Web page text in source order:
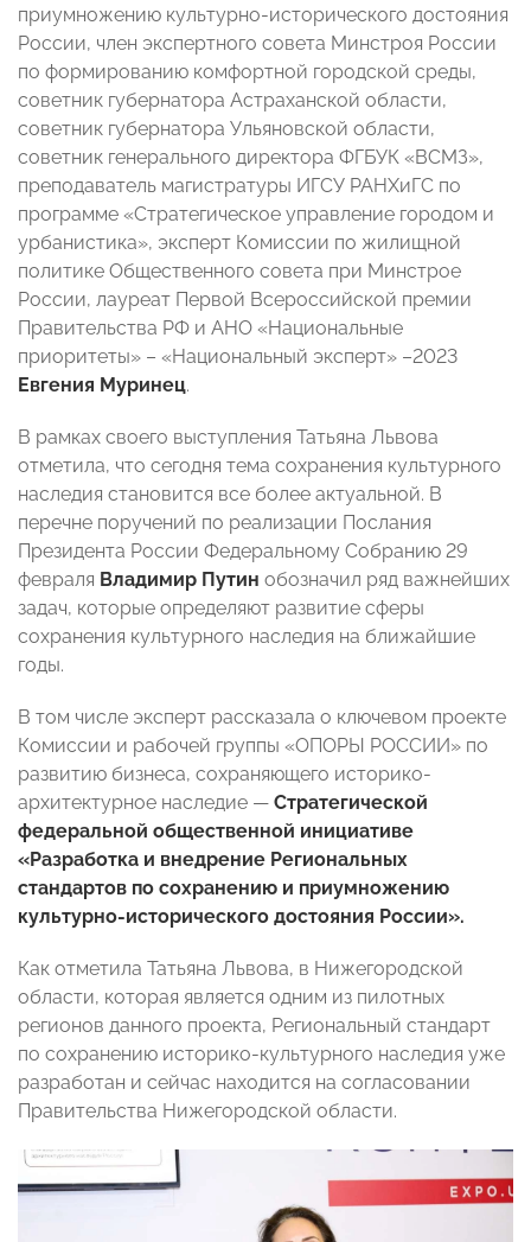
приумножению культурно-исторического достояния
России, член экспертного совета Минстроя России
по формированию комфортной городской среды,
советник губернатора Астраханской области,
советник губернатора Ульяновской области,
советник генерального директора ФГБУК «ВСМЗ»,
преподаватель магистратуры ИГСУ РАНХиГС по
программе «Стратегическое управление городом и
урбанистика», эксперт Комиссии по жилищной
политике Общественного совета при Минстрое
России, лауреат Первой Всероссийской премии
Правительства РФ и АНО «Национальные
приоритеты» – «Национальный эксперт» –2023
Евгения Муринец.
В рамках своего выступления Татьяна Львова
отметила, что сегодня тема сохранения культурного
наследия становится все более актуальной. В
перечне поручений по реализации Послания
Президента России Федеральному Собранию 29
февраля Владимир Путин обозначил ряд важнейших
задач, которые определяют развитие сферы
сохранения культурного наследия на ближайшие
годы.
В том числе эксперт рассказала о ключевом проекте
Комиссии и рабочей группы «ОПОРЫ РОССИИ» по
развитию бизнеса, сохраняющего историко-
архитектурное наследие — Стратегической
федеральной общественной инициативе
«Разработка и внедрение Региональных
стандартов по сохранению и приумножению
культурно-исторического достояния России».
Как отметила Татьяна Львова, в Нижегородской
области, которая является одним из пилотных
регионов данного проекта, Региональный стандарт
по сохранению историко-культурного наследия уже
разработан и сейчас находится на согласовании
Правительства Нижегородской области.